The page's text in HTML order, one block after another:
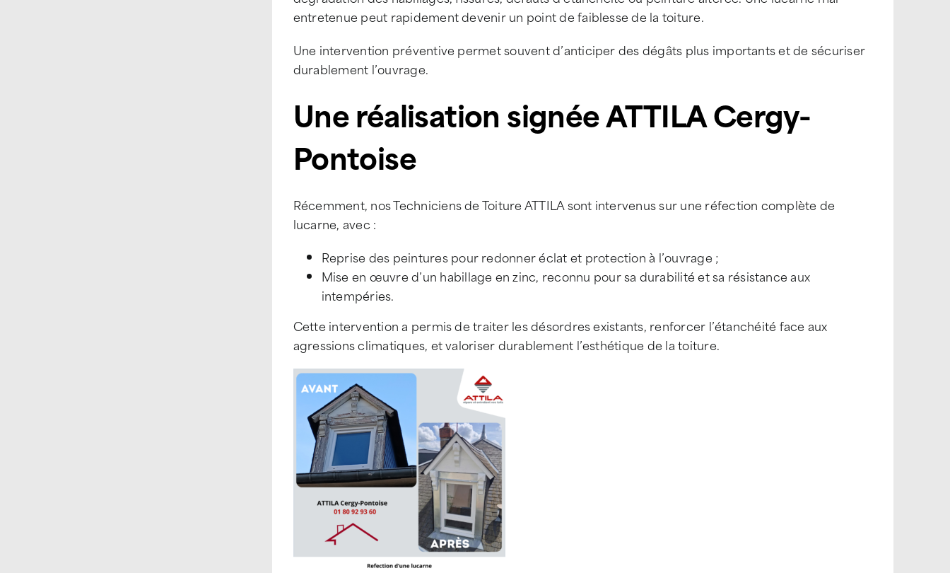
entretenue peut rapidement devenir un point de faiblesse de la toiture.
Une intervention préventive permet souvent d’anticiper des dégâts plus importants et de sécuriser
durablement l’ouvrage.
Une réalisation signée ATTILA Cergy-
Pontoise
Récemment, nos Techniciens de Toiture ATTILA sont intervenus sur une réfection complète de
lucarne, avec :
Reprise des peintures pour redonner éclat et protection à l’ouvrage ;
Mise en œuvre d’un habillage en zinc, reconnu pour sa durabilité et sa résistance aux
intempéries.
Cette intervention a permis de traiter les désordres existants, renforcer l’étanchéité face aux
agressions climatiques, et valoriser durablement l’esthétique de la toiture.